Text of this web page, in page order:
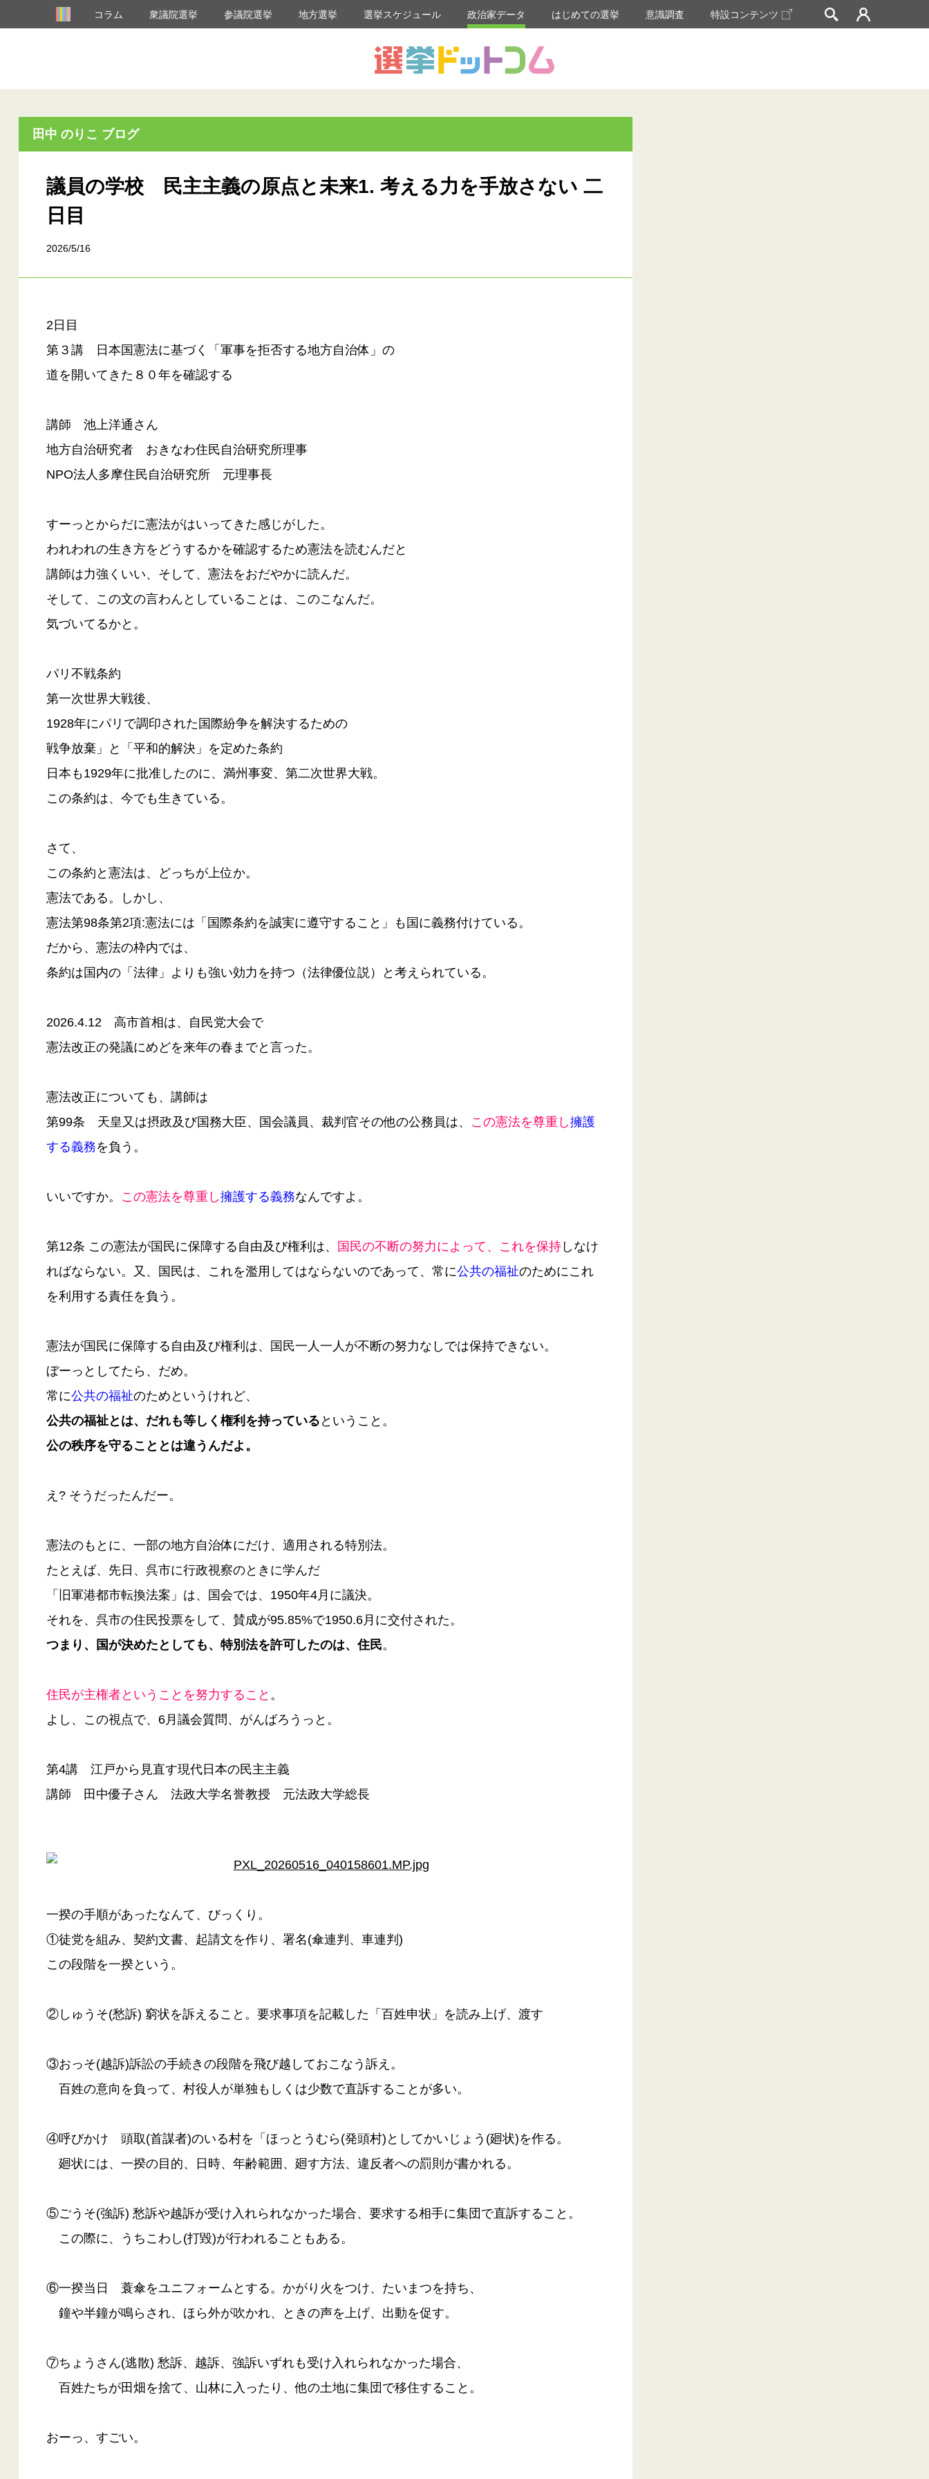
コラム 衆議院選挙 参議院選挙 地方選挙 選挙スケジュール 政治家データ はじめての選挙 意識調査 特設コンテンツ
田中 のりこ ブログ
議員の学校 民主主義の原点と未来1. 考える力を手放さない 二
日目
2026/5/16
2日目
第３講 日本国憲法に基づく「軍事を拒否する地方自治体」の
道を開いてきた８０年を確認する
講師 池上洋通さん
地方自治研究者 おきなわ住民自治研究所理事
NPO法人多摩住民自治研究所 元理事長
すーっとからだに憲法がはいってきた感じがした。
われわれの生き方をどうするかを確認するため憲法を読むんだと
講師は力強くいい、そして、憲法をおだやかに読んだ。
そして、この文の言わんとしていることは、このこなんだ。
気づいてるかと。
パリ不戦条約
第一次世界大戦後、
1928年にパリで調印された国際紛争を解決するための
戦争放棄」と「平和的解決」を定めた条約
日本も1929年に批准したのに、満州事変、第二次世界大戦。
この条約は、今でも生きている。
さて、
この条約と憲法は、どっちが上位か。
憲法である。しかし、
憲法第98条第2項:憲法には「国際条約を誠実に遵守すること」も国に義務付けている。
だから、憲法の枠内では、
条約は国内の「法律」よりも強い効力を持つ（法律優位説）と考えられている。
2026.4.12 高市首相は、自民党大会で
憲法改正の発議にめどを来年の春までと言った。
憲法改正についても、講師は
第99条 天皇又は摂政及び国務大臣、国会議員、裁判官その他の公󠄁務員は、
この憲法を尊󠄁重し擁護
する義務を負う。
いいですか。 この憲法を尊󠄁重し擁護する義務なんですよ。
第12条 この憲法が国民に保障する自由及び権利は、 国民の不断の努力によって、これを保持しなけ
ればならない。又、国民は、これを濫用してはならないのであって、常に公󠄁共の福祉のためにこれ
を利用する責任を負う。
憲法が国民に保障する自由及び権利は、国民一人一人が不断の努力なしでは保持できない。
ぼーっとしてたら、だめ。
常に公󠄁共の福祉のためというけれど、
公共の福祉とは、だれも等しく権利を持っている ということ。
公の秩序を守ることとは違うんだよ。
え? そうだったんだー。
憲法のもとに、一部の地方自治体にだけ、適用される特別法。
たとえば、先日、呉市に行政視察のときに学んだ
「旧軍港都市転換法案」は、国会では、1950年4月に議決。
それを、呉市の住民投票をして、賛成が95.85%で1950.6月に交付された。
つまり、国が決めたとしても、特別法を許可したのは、住民。
住民が主権者ということを努力すること 。
よし、この視点で、6月議会質問、がんばろうっと。
第4講 江戸から見直す現代日本の民主主義
講師 田中優子さん 法政大学名誉教授 元法政大学総長
一揆の手順があったなんて、びっくり。
①徒党を組み、契約文書、起請文を作り、署名(傘連判、車連判)
この段階を一揆という。
②しゅうそ(愁訴) 窮状を訴えること。要求事項を記載した「百姓申状」を読み上げ、渡す
③おっそ(越訴)訴訟の手続きの段階を飛び越しておこなう訴え。
百姓の意向を負って、村役人が単独もしくは少数で直訴することが多い。
④呼びかけ 頭取(首謀者)のいる村を「ほっとうむら(発頭村)としてかいじょう(廻状)を作る。
廻状には、一揆の目的、日時、年齢範囲、廻す方法、違反者への罰則が書かれる。
⑤ごうそ(強訴) 愁訴や越訴が受け入れられなかった場合、要求する相手に集団で直訴すること。
この際に、うちこわし(打毀)が行われることもある。
⑥一揆当日 蓑傘をユニフォームとする。かがり火をつけ、たいまつを持ち、
鐘や半鐘が鳴らされ、ほら外が吹かれ、ときの声を上げ、出動を促す。
⑦ちょうさん(逃散) 愁訴、越訴、強訴いずれも受け入れられなかった場合、
百姓たちが田畑を捨て、山林に入ったり、他の土地に集団で移住すること。
おーっ、すごい。